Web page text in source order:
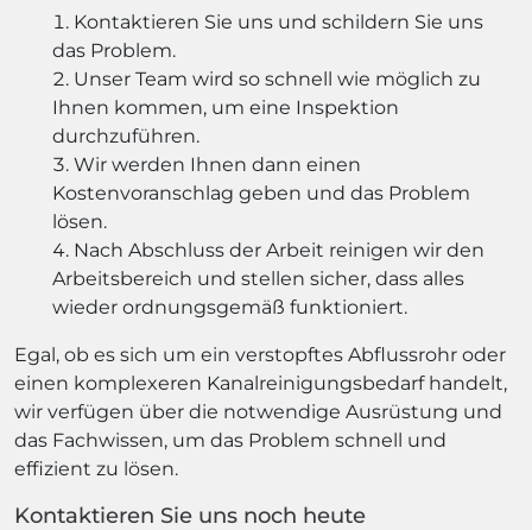
Kontaktieren Sie uns und schildern Sie uns
das Problem.
Unser Team wird so schnell wie möglich zu
Ihnen kommen, um eine Inspektion
durchzuführen.
Wir werden Ihnen dann einen
Kostenvoranschlag geben und das Problem
lösen.
Nach Abschluss der Arbeit reinigen wir den
Arbeitsbereich und stellen sicher, dass alles
wieder ordnungsgemäß funktioniert.
Egal, ob es sich um ein verstopftes Abflussrohr oder
einen komplexeren Kanalreinigungsbedarf handelt,
wir verfügen über die notwendige Ausrüstung und
das Fachwissen, um das Problem schnell und
effizient zu lösen.
Kontaktieren Sie uns noch heute